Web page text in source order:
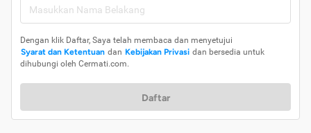
Dengan klik Daftar, Saya telah membaca dan menyetujui
Syarat dan Ketentuan dan Kebijakan Privasi dan bersedia untuk
dihubungi oleh Cermati.com.
Daftar